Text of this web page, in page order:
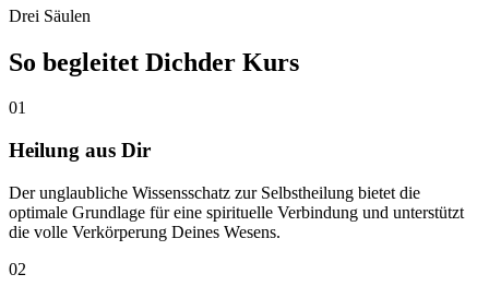
Drei Säulen
So begleitet Dichder Kurs
01
Heilung aus Dir
Der unglaubliche Wissensschatz zur Selbstheilung bietet die
optimale Grundlage für eine spirituelle Verbindung und unterstützt
die volle Verkörperung Deines Wesens.
02